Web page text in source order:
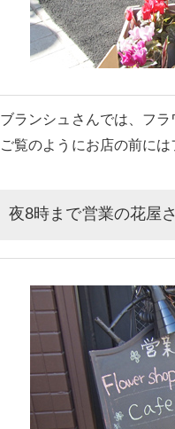
ブランシュさんでは、フ
ご覧のようにお店の前に
夜8時まで営業の花屋